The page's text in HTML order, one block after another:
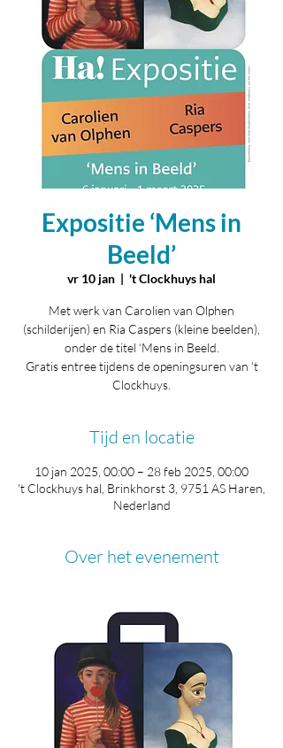
Expositie ‘Mens in
Beeld’
vr 10 jan
  |
't Clockhuys hal
Met werk van Carolien van Olphen
(schilderijen) en Ria Caspers (kleine beelden),
onder de titel ‘Mens in Beeld.
Gratis entree tijdens de openingsuren van 't
Clockhuys.
Tijd en locatie
10 jan 2025, 00:00 – 28 feb 2025, 00:00
't Clockhuys hal, Brinkhorst 3, 9751 AS Haren,
Nederland
Over het evenement